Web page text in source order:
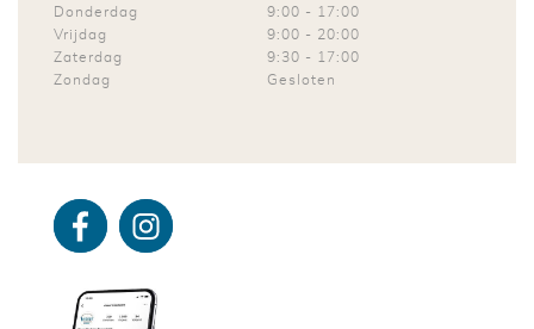
Donderdag
9:00 -
17:00
Vrijdag
9:00 - 20:00
Zaterdag
9:30 -
17:00
Zondag
Gesloten
Facebo Instagra